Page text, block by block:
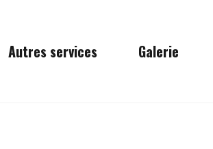
Autres services Galerie